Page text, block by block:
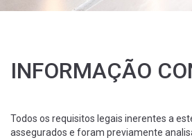
INFORMAÇÃO
Todos os requisitos legais inerentes a
assegurados e foram previamente